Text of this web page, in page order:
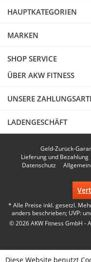
HAUPTKATEGORIEN
MARKEN
SHOP SERVICE
ÜBER AKW FITNESS
UNSERE
LADENGESCHÄFT
Geld-Zurück-
Lieferung und Bezahlung
Datenschutz
* Alle Preise inkl. gesetzl.
anders beschrieben; UVP:
© 2026 AKW Fitness GmbH -
Diese Website benutzt